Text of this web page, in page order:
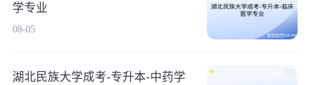
学专业
08-05
湖北民族大学成考-专升本-中药学